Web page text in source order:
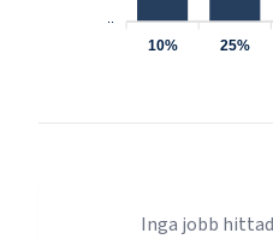
10% 25%
Inga jobb